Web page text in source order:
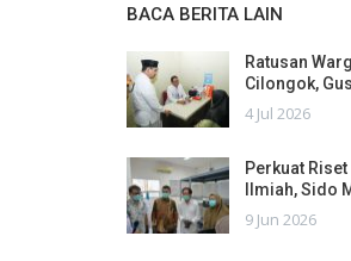
BACA BERITA LAIN
Ratusan
Cilongok,
4 Jul 2026
Perkuat
Ilmiah, Sido
9 Jun 2026